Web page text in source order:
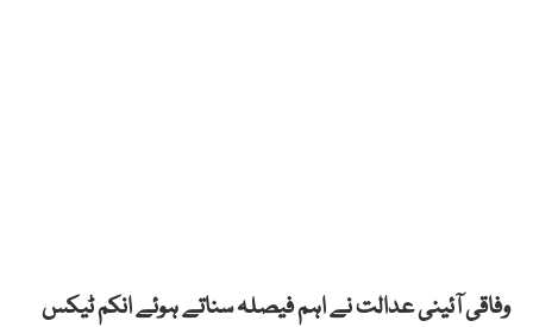
وفاقی آئینی عدالت نے اہم فیصلہ سناتے ہوئے انکم ٹیکس